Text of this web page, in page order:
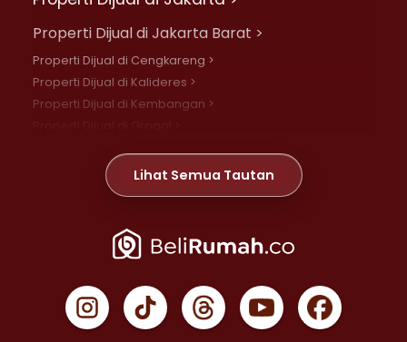
Properti Dijual di Jakarta Barat >
Properti Dijual di Cengkareng >
Properti Dijual di Kalideres >
Properti Dijual di Kembangan >
Properti Dijual di Meruya >
Properti Dijual di Jelambar >
Properti Dijual di Jakarta Pusat >
Properti Dijual di Gambir >
Properti Dijual di Johar Baru >
Lihat Semua Tautan